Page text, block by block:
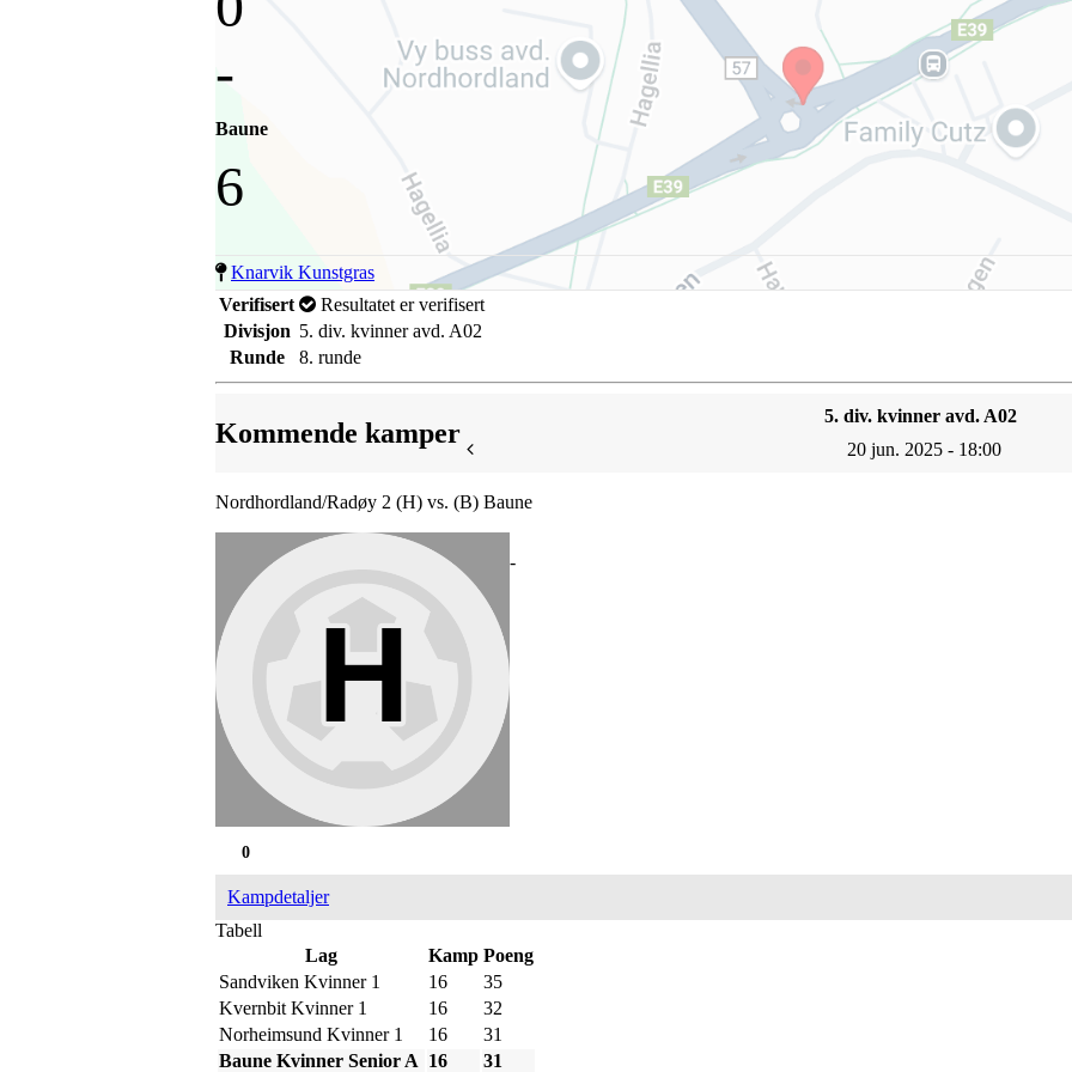
-
Baune
6
Knarvik Kunstgras
Verifisert
Resultatet er verifisert
Divisjon 5. div. kvinner avd. A02
Runde
8. runde
Kommende kamper
5. div. kvinner avd. A02
20 jun. 2025 - 18:00
Nordhordland/Radøy 2 (H) vs. (B) Baune
-
0
Kampdetaljer
Tabell
Lag
Kamp Poeng
Sandviken Kvinner 1
16
35
Kvernbit Kvinner 1
16
32
Norheimsund Kvinner 1
16
31
Baune Kvinner Senior A 16 31